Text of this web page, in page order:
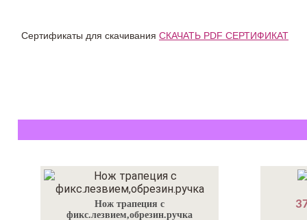
Сертификаты для скачивания СКАЧАТЬ PDF СЕРТИФИКАТ
Нож трапеция с
фикс.лезвием,обрезин.ручка